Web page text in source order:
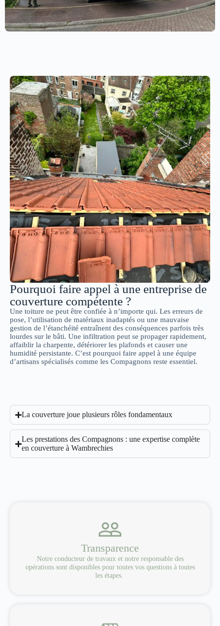
Pourquoi faire appel à une entreprise de
couverture compétente ?
Une toiture ne peut être confiée à n’importe qui. Les erreurs de
pose, l’utilisation de matériaux inadaptés ou une mauvaise
gestion de l’étanchéité entraînent des conséquences parfois très
lourdes sur le bâti. Une infiltration peut se propager rapidement,
affaiblir la charpente, détériorer les plafonds et causer une
humidité persistante. C’est pourquoi faire appel à une équipe
d’artisans spécialisés comme les Compagnons reste essentiel.
La couverture joue plusieurs rôles fondamentaux
Les prestations des Compagnons : une expertise complète
en couverture à Wambrechies
Transparence
Notre conducteur de travaux et notre responsable des
opérations sont disponibles pour toutes vos questions à toutes
les étapes.